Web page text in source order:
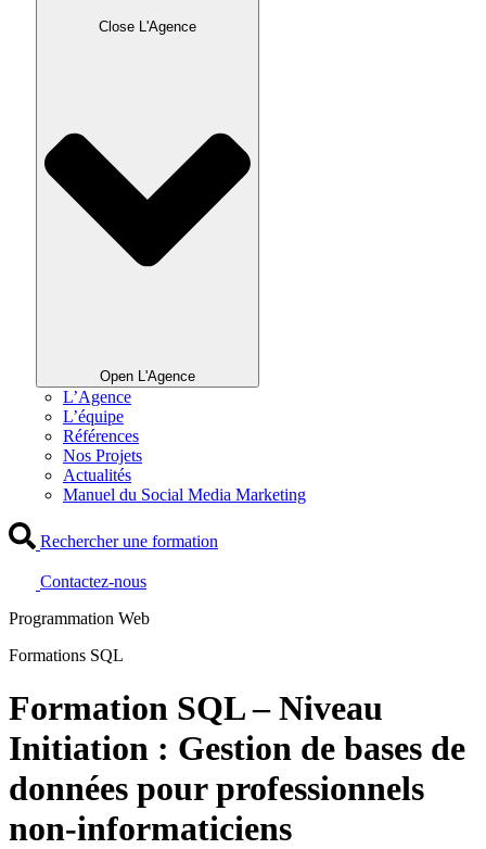
Close L'Agence
Open L'Agence
L’Agence
L’équipe
Références
Nos Projets
Actualités
Manuel du Social Media Marketing
Rechercher une formation
Contactez-nous
Programmation Web
Formations SQL
Formation SQL – Niveau
Initiation : Gestion de bases de
données pour professionnels
non-informaticiens